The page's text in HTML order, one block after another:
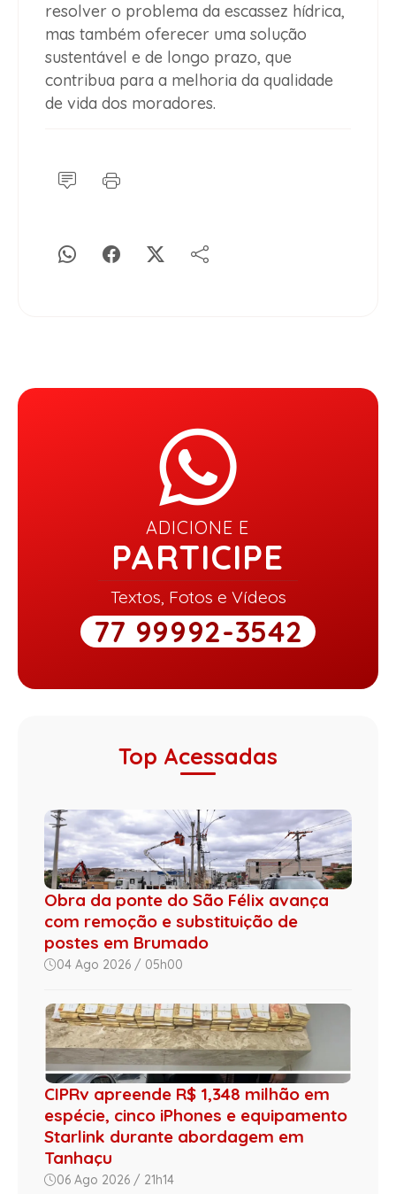
resolver o problema da escassez hídrica,
mas também oferecer uma solução
sustentável e de longo prazo, que
contribua para a melhoria da qualidade
de vida dos moradores.
ADICIONE E
PARTICIPE
Textos, Fotos e Vídeos
77 99992-3542
Top Acessadas
Obra da ponte do São Félix avança
com remoção e substituição de
postes em Brumado
04 Ago 2026 / 05h00
CIPRv apreende R$ 1,348 milhão em
espécie, cinco iPhones e equipamento
Starlink durante abordagem em
Tanhaçu
06 Ago 2026 / 21h14